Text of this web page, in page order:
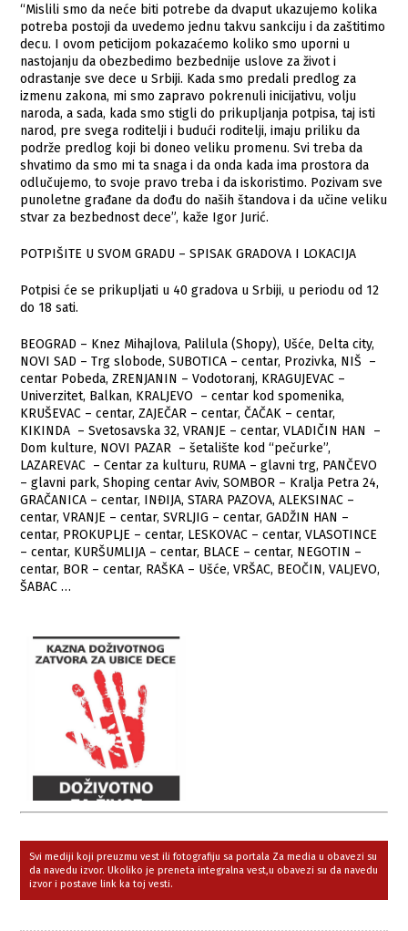
“Mislili smo da neće biti potrebe da dvaput ukazujemo kolika
potreba postoji da uvedemo jednu takvu sankciju i da zaštitimo
decu. I ovom peticijom pokazaćemo koliko smo uporni u
nastojanju da obezbedimo bezbednije uslove za život i
odrastanje sve dece u Srbiji. Kada smo predali predlog za
izmenu zakona, mi smo zapravo pokrenuli inicijativu, volju
naroda, a sada, kada smo stigli do prikupljanja potpisa, taj isti
narod, pre svega roditelji i budući roditelji, imaju priliku da
podrže predlog koji bi doneo veliku promenu. Svi treba da
shvatimo da smo mi ta snaga i da onda kada ima prostora da
odlučujemo, to svoje pravo treba i da iskoristimo. Pozivam sve
punoletne građane da dođu do naših štandova i da učine veliku
stvar za bezbednost dece”, kaže Igor Jurić.
POTPIŠITE U SVOM GRADU – SPISAK GRADOVA I LOKACIJA
Potpisi će se prikupljati u 40 gradova u Srbiji, u periodu od 12
do 18 sati.
BEOGRAD – Knez Mihajlova, Palilula (Shopy), Ušće, Delta city,
NOVI SAD – Trg slobode, SUBOTICA – centar, Prozivka, NIŠ –
centar Pobeda, ZRENJANIN – Vodotoranj, KRAGUJEVAC –
Univerzitet, Balkan, KRALJEVO – centar kod spomenika,
KRUŠEVAC – centar, ZAJEČAR – centar, ČAČAK – centar,
KIKINDA – Svetosavska 32, VRANJE – centar, VLADIČIN HAN –
Dom kulture, NOVI PAZAR – šetalište kod “pečurke”,
LAZAREVAC – Centar za kulturu, RUMA – glavni trg, PANČEVO
– glavni park, Shoping centar Aviv, SOMBOR – Kralja Petra 24,
GRAČANICA – centar, INĐIJA, STARA PAZOVA, ALEKSINAC –
centar, VRANJE – centar, SVRLJIG – centar, GADŽIN HAN –
centar, PROKUPLJE – centar, LESKOVAC – centar, VLASOTINCE
– centar, KURŠUMLIJA – centar, BLACE – centar, NEGOTIN –
centar, BOR – centar, RAŠKA – Ušće, VRŠAC, BEOČIN, VALJEVO,
ŠABAC …
Svi mediji koji preuzmu vest ili fotografiju sa portala Za media u obavezi su
da navedu izvor. Ukoliko je preneta integralna vest,u obavezi su da navedu
izvor i postave link ka toj vesti.